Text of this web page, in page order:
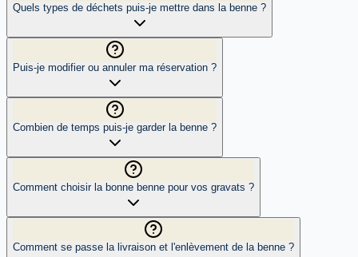
Quels types de déchets puis-je mettre dans la benne ?
Puis-je modifier ou annuler ma réservation ?
Combien de temps puis-je garder la benne ?
Comment choisir la bonne benne pour vos gravats ?
Comment se passe la livraison et l'enlèvement de la benne ?